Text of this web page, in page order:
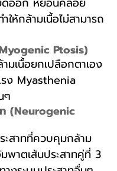
ห้กล้ามเนื้อไม่สามารถ
Ptosis)
เนื้อยกเปลือกตาเอง
รง Myasthenia
ๆ
(Neurogenic
ะสาทที่ควบคุมกล้าม
พาตเส้นประสาทคู่ที่ 3